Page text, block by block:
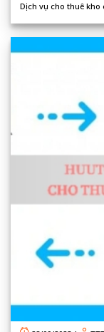
Dịch vụ cho thuê kho